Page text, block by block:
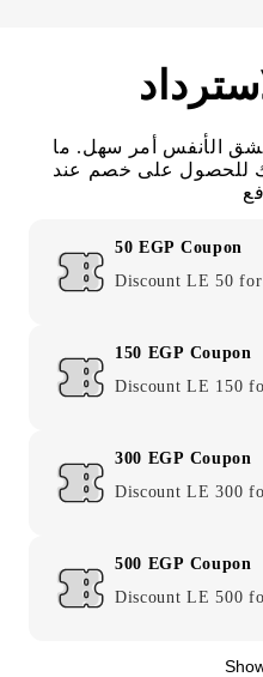
بشق الأنفس أمر سهل. ما
للحصول على خصم عند
50 EGP Coupon
Discount LE 50
150 EGP Coupon
Discount LE 150
300 EGP Coupon
Discount LE 300
500 EGP Coupon
Discount LE 500